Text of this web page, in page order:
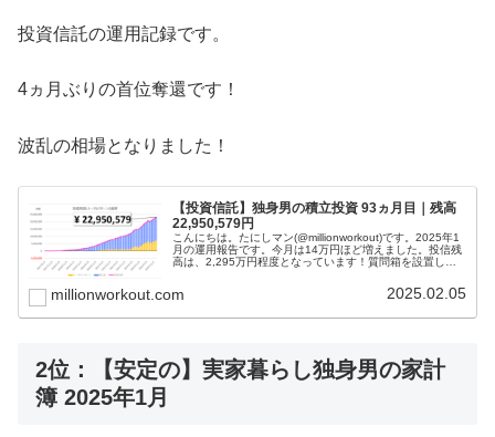
投資信託の運用記録です。
4ヵ月ぶりの首位奪還です！
波乱の相場となりました！
【投資信託】独身男の積立投資 93ヵ月目｜残高
22,950,579円
こんにちは。たにしマン(@millionworkout)です。2025年1
月の運用報告です。今月は14万円ほど増えました。投信残
高は、2,295万円程度となっています！質問箱を設置した
millionworkout.com 2025.02.05
2位：【安定の】実家暮らし独身男の家計
簿 2025年1月